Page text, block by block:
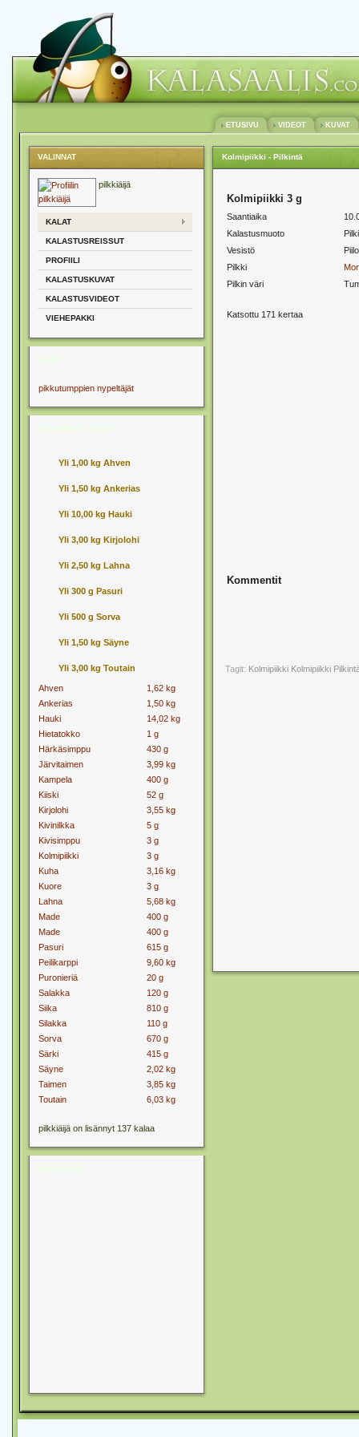
ETUSIVU VIDEOT KUVAT
VALINNAT
pilkkiäijä
KALAT
KALASTUSREISSUT
PROFIILI
KALASTUSKUVAT
KALASTUSVIDEOT
VIEHEPAKKI
pikkutumppien nypeltäjät
Yli 1,00 kg Ahven
Yli 1,50 kg Ankerias
Yli 10,00 kg Hauki
Yli 3,00 kg Kirjolohi
Yli 2,50 kg Lahna
Yli 300 g Pasuri
Yli 500 g Sorva
Yli 1,50 kg Säyne
Yli 3,00 kg Toutain
Ahven
1,62 kg
Ankerias
1,50 kg
Hauki
14,02 kg
Hietatokko
1 g
Härkäsimppu
430 g
Järvitaimen
3,99 kg
Kampela
400 g
Kiiski
52 g
Kirjolohi
3,55 kg
Kivinilkka
5 g
Kivisimppu
3 g
Kolmipiikki
3 g
Kuha
3,16 kg
Kuore
3 g
Lahna
5,68 kg
Made
400 g
Made
400 g
Pasuri
615 g
Peilikarppi
9,60 kg
Puronieriä
20 g
Salakka
120 g
Siika
810 g
Silakka
110 g
Sorva
670 g
Särki
415 g
Säyne
2,02 kg
Taimen
3,85 kg
Toutain
6,03 kg
pilkkiäijä on lisännyt 137 kalaa
Kolmipiikki - Pilkintä
Kolmipiikki 3 g
Saantiaika
Kalastusmuoto
Vesistö
Pilkki
Pilkin väri
Katsottu 171 kertaa
Kommentit
Tagit: Kolmipiikki Kolmipiikki